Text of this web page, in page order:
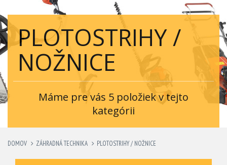
PLOTOSTRIHY /
NOŽNICE
Máme pre vás 5 položiek v tejto
kategórii
DOMOV ZÁHRADNÁ TECHNIKA PLOTOSTRIHY / NOŽNICE